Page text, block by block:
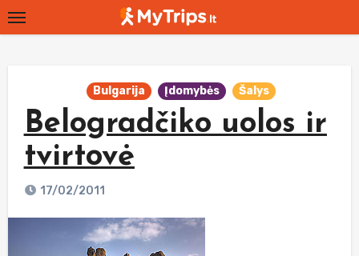
Skip
to
Bulgarija Įdomybės Šalys
Belogradčiko uolos ir
tvirtovė
17/02/2011